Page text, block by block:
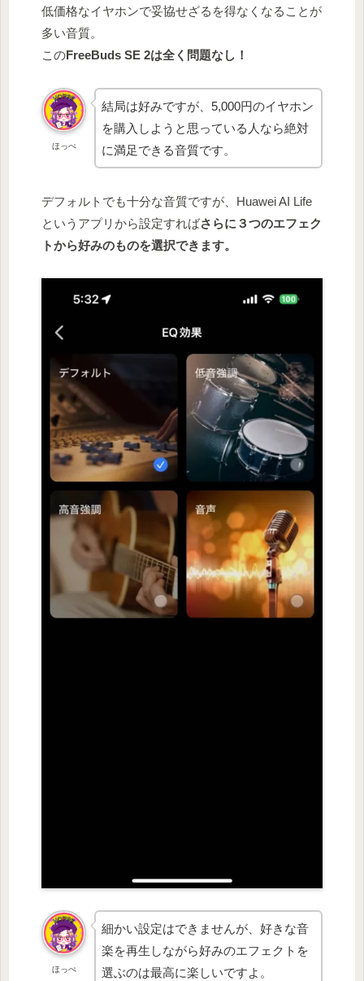
低価格なイヤホンで妥協せざるを得なくなることが
多い音質。
このFreeBuds SE 2は全く問題なし！
ほっぺ
結局は好みですが、5,000円のイヤホン
を購入しようと思っている人なら絶対
に満足できる音質です。
デフォルトでも十分な音質ですが、Huawei AI Life
というアプリから設定すればさらに３つのエフェク
トから好みのものを選択できます。
ほっぺ
細かい設定はできませんが、好きな音
楽を再生しながら好みのエフェクトを
選ぶのは最高に楽しいですよ。